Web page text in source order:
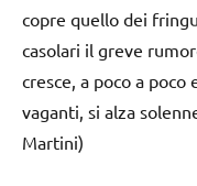
copre quello dei
casolari il greve
cresce, a poco a
vaganti, si alza
Martini)